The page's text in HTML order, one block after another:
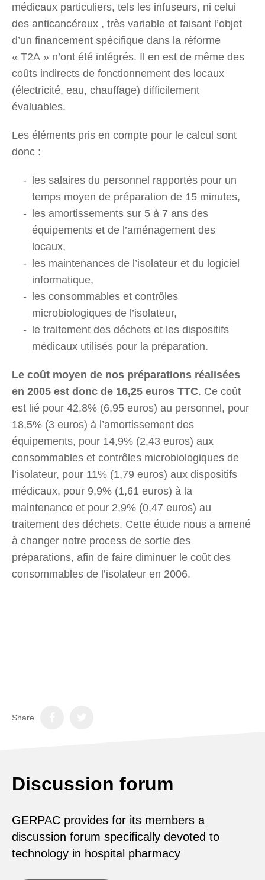
médicaux particuliers, tels les infuseurs, ni celui
des anticancéreux , très variable et faisant l’objet
d’un financement spécifique dans la réforme
« T2A » n’ont été intégrés. Il en est de même des
coûts indirects de fonctionnement des locaux
(électricité, eau, chauffage) difficilement
évaluables.
Les éléments pris en compte pour le calcul sont
donc :
les salaires du personnel rapportés pour un
temps moyen de préparation de 15 minutes,
les amortissements sur 5 à 7 ans des
équipements et de l’aménagement des
locaux,
les maintenances de l’isolateur et du logiciel
informatique,
les consommables et contrôles
microbiologiques de l’isolateur,
le traitement des déchets et les dispositifs
médicaux utilisés pour la préparation.
Le coût moyen de nos préparations réalisées
en 2005 est donc de 16,25 euros TTC. Ce coût
est lié pour 42,8% (6,95 euros) au personnel, pour
18,5% (3 euros) à l’amortissement des
équipements, pour 14,9% (2,43 euros) aux
consommables et contrôles microbiologiques de
l’isolateur, pour 11% (1,79 euros) aux dispositifs
médicaux, pour 9,9% (1,61 euros) à la
maintenance et pour 2,9% (0,47 euros) au
traitement des déchets. Cette étude nous a amené
à changer notre process de sortie des
préparations, afin de faire diminuer le coût des
consommables de l’isolateur en 2006.
Share
Discussion forum
GERPAC provides for its members a
discussion forum specifically devoted to
technology in hospital pharmacy